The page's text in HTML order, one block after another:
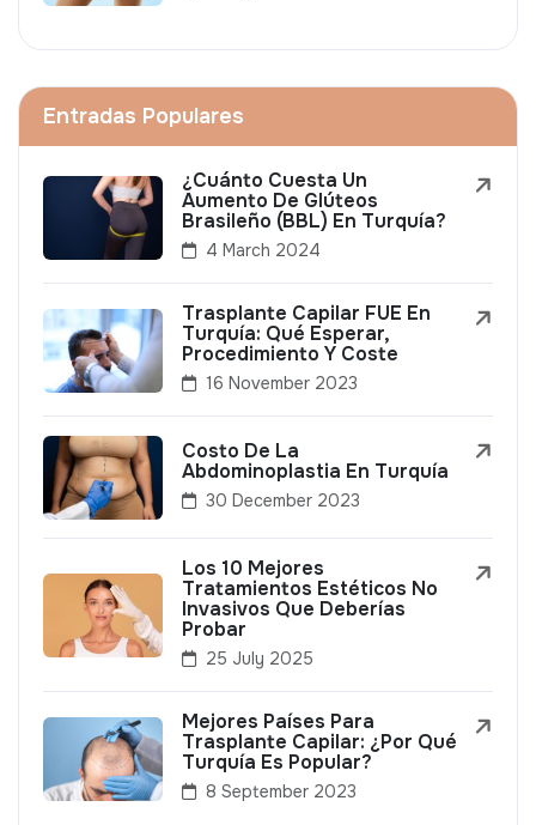
Entradas Populares
¿Cuánto Cuesta Un
Aumento De Glúteos
Brasileño (BBL) En Turquía?
4 March 2024
Trasplante Capilar FUE En
Turquía: Qué Esperar,
Procedimiento Y Coste
16 November 2023
Costo De La
Abdominoplastia En Turquía
30 December 2023
Los 10 Mejores
Tratamientos Estéticos No
Invasivos Que Deberías
Probar
25 July 2025
Mejores Países Para
Trasplante Capilar: ¿Por Qué
Turquía Es Popular?
8 September 2023